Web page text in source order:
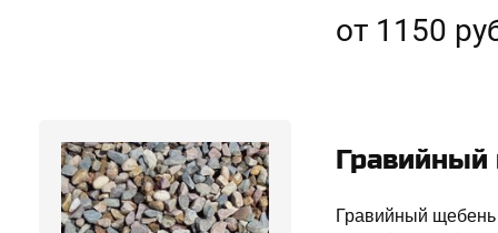
от 1150
Гравийный
Гравийный щебень